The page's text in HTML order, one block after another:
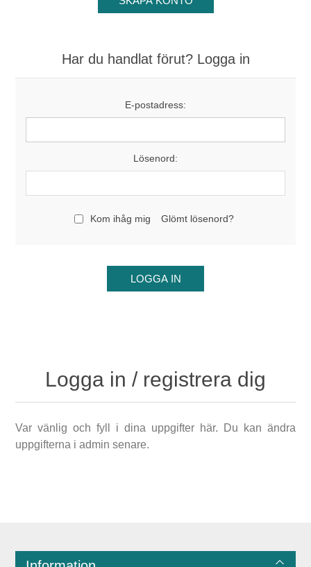
Har du handlat förut? Logga in
E-postadress:
Lösenord:
Kom ihåg mig Glömt lösenord?
Logga in / registrera dig
Var vänlig och fyll i dina uppgifter här. Du kan ändra
uppgifterna i admin senare.